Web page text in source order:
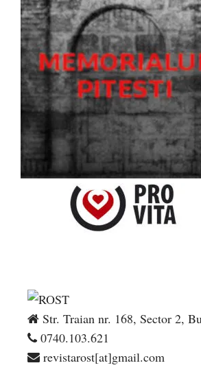
Str. Traian nr. 168, Sector 2,
0740.103.621
revistarost[at]gmail.com